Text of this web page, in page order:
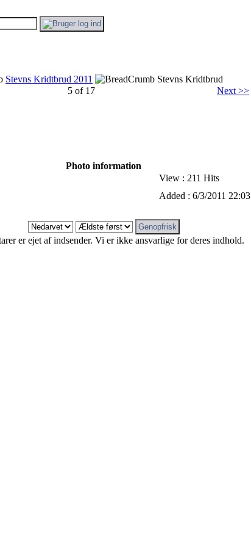
Stevns Kridtbrud 2011
Stevns Kridtbrud
5 of 17 Next >>
Photo information
View : 211 Hits
Added : 6/3/2011 22:03
er ejet af indsender. Vi er ikke ansvarlige for deres indhold.